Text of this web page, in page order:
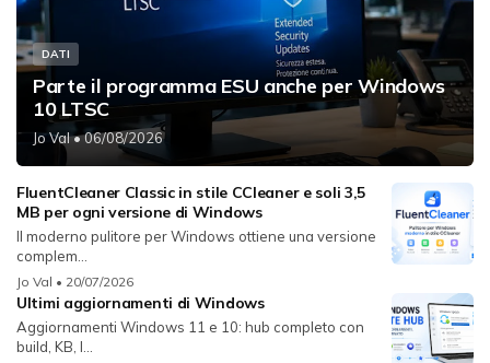
DATI
Parte il programma ESU anche per Windows
10 LTSC
Jo Val• 06/08/2026
FluentCleaner Classic in stile CCleaner e soli 3,5
MB per ogni versione di Windows
Il moderno pulitore per Windows ottiene una versione
complem...
Jo Val • 20/07/2026
Ultimi aggiornamenti di Windows
Aggiornamenti Windows 11 e 10: hub completo con
build, KB, l...